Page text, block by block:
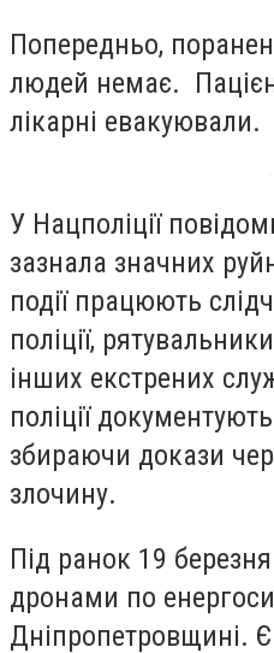
Попередньо,
людей немає.
лікарні евакуювали.
У Нацполіції
зазнала значних
події працюють
поліції,
інших екстрених
поліції
збираючи докази
злочину.
Під ранок 19
дронами по
Дніпропетровщині. Є